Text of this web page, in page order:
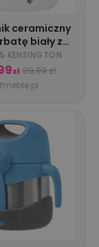
ceramiczny
biały z
pszczół
KENSINGTON
zł 89,99 zł